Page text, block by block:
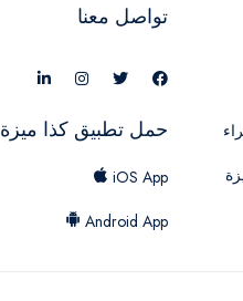
تواصل معنا
حمل تطبيق كذا ميزة
iOS App
Android App